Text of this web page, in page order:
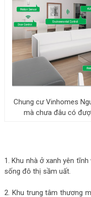
Chung cư Vinhomes
mà chưa đâu có
1. Khu nhà ở xanh yên
sống đô thị sầm uất.
2. Khu trung tâm thương